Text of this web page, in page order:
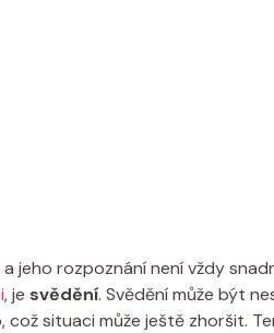
jeho rozpoznání není vždy
, je svědění. Svědění může být
situaci může ještě‍ zhoršit.